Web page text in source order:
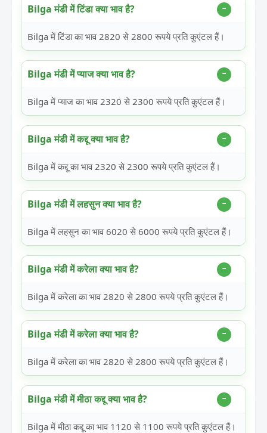
Bilga मंडी में टिंडा क्या भाव है?
Bilga में टिंडा का भाव 2820 से 2800 रूपये प्रति कुएंटल हैं।
Bilga मंडी में प्याज क्या भाव है?
Bilga में प्याज का भाव 2320 से 2300 रूपये प्रति कुएंटल हैं।
Bilga मंडी में कद्दू क्या भाव है?
Bilga में कद्दू का भाव 2320 से 2300 रूपये प्रति कुएंटल हैं।
Bilga मंडी में लहसुन क्या भाव है?
Bilga में लहसुन का भाव 6020 से 6000 रूपये प्रति कुएंटल हैं।
Bilga मंडी में करेला क्या भाव है?
Bilga में करेला का भाव 2820 से 2800 रूपये प्रति कुएंटल हैं।
Bilga मंडी में करेला क्या भाव है?
Bilga में करेला का भाव 2820 से 2800 रूपये प्रति कुएंटल हैं।
Bilga मंडी में मीठा कद्दू क्या भाव है?
Bilga में मीठा कद्दू का भाव 1120 से 1100 रूपये प्रति कुएंटल हैं।